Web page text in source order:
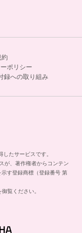
ポリシー
録への取り組み
たサービスです。
が、著作権者からコンテン
す登録商標（登録番号 第
覧ください。